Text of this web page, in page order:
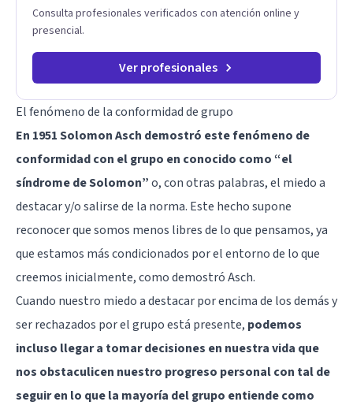
raíz de lo que te ocurre, la Dra. Sandra Milena Jiménez Duque
es una de las mejores opciones para acompañarte. Porque
cuando sanas tu mundo interno, cambias tu forma de pensar,
Consulta profesionales verificados con atención online y
presencial.
Ver profesionales
El fenómeno de la conformidad de grupo
En 1951 Solomon Asch demostró este fenómeno de
conformidad con el grupo en conocido como “el
síndrome de Solomon”o, con otras palabras, el miedo a
destacar y/o salirse de la norma. Este hecho supone
reconocer que somos menos libres de lo que pensamos, ya
que estamos más condicionados por el entorno de lo que
creemos inicialmente,como demostró Asch.
Cuando nuestro miedo a destacar por encima de los demás y
ser rechazados por el grupo está presente, podemos
incluso llegar a tomar decisiones en nuestra vida que
nos obstaculicen nuestro progreso personal con tal de
seguir en lo que la mayoría del grupo entiende como